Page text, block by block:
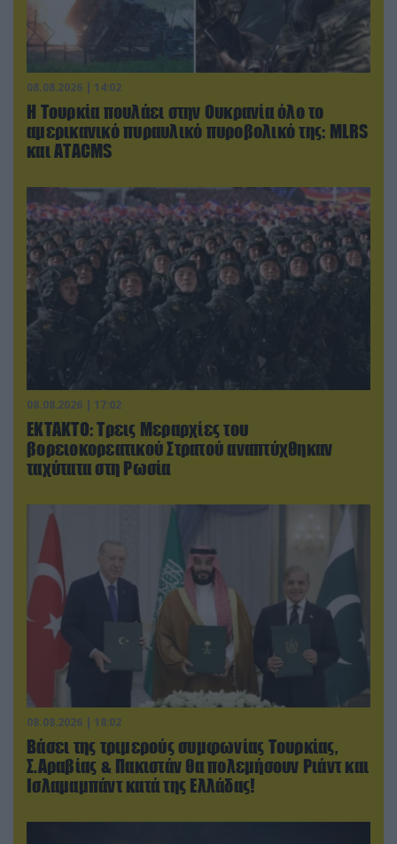
08.08.2026 | 14:02
Η Τουρκία πουλάει στην Ουκρανία όλο το
αμερικανικό πυραυλικό πυροβολικό της: MLRS
και ΑΤΑCMS
08.08.2026 | 17:02
ΕΚΤΑΚΤΟ: Τρεις Μεραρχίες του
βορειοκορεατικού Στρατού αναπτύχθηκαν
ταχύτατα στη Ρωσία
08.08.2026 | 18:02
Βάσει της τριμερούς συμφωνίας Τουρκίας,
Σ.Αραβίας & Πακιστάν θα πολεμήσουν Ριάντ και
Ισλαμαμπάντ κατά της Ελλάδας!